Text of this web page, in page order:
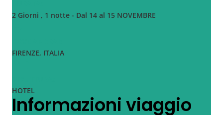
2 Giorni , 1 notte - Dal 14 al 15 NOVEMBRE
FIRENZE, ITALIA
HOTEL
Informazioni viaggio